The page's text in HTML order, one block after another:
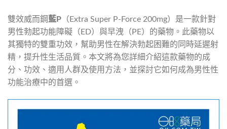
雙效威而鋼藍P （Extra Super P-Force 200mg）是一款針對
男性勃起功能障礙（ED）與早洩（PE）的藥物。此藥物以
其獨特的雙重功效，幫助男性在解決勃起困難的同時延遲射
精，提升性生活品質。本文將為您詳細介紹這款藥物的成
分、功效、適用人群及使用方法，並探討它如何成為男性性
功能治療中的首選。